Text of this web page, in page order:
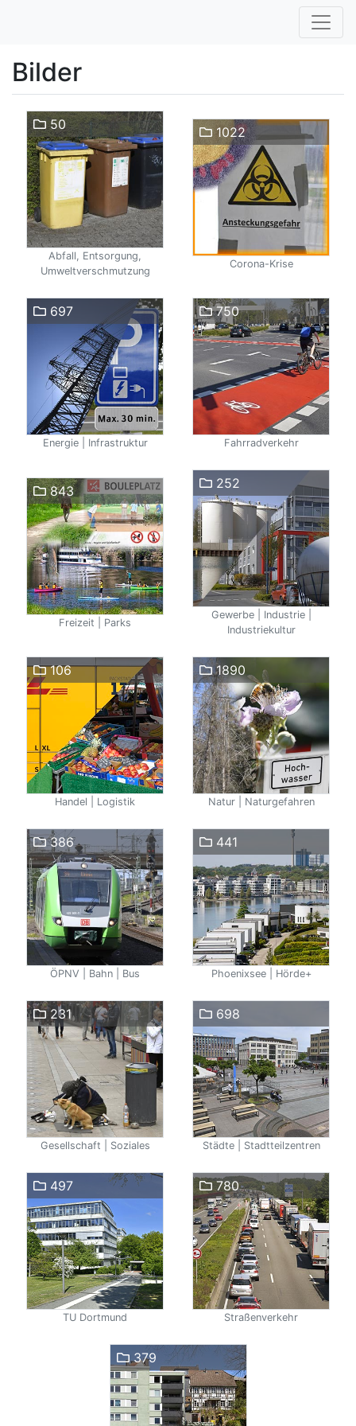
Bilder
50
Abfall, Entsorgung,
Umweltverschmutzung
1022
Corona-Krise
697
Energie | Infrastruktur
750
Fahrradverkehr
843
Freizeit | Parks
252
Gewerbe | Industrie |
Industriekultur
106
Handel | Logistik
1890
Natur | Naturgefahren
386
ÖPNV | Bahn | Bus
441
Phoenixsee | Hörde+
231
Gesellschaft | Soziales
698
Städte | Stadtteilzentren
497
TU Dortmund
780
Straßenverkehr
379